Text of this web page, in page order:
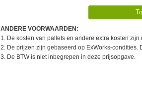
ANDERE VOORWAARDEN:
1. De kosten van pallets en andere extra kosten
2. De prijzen zijn gebaseerd op ExWorks-condities.
3. De BTW is niet inbegrepen in deze prijsopgave.